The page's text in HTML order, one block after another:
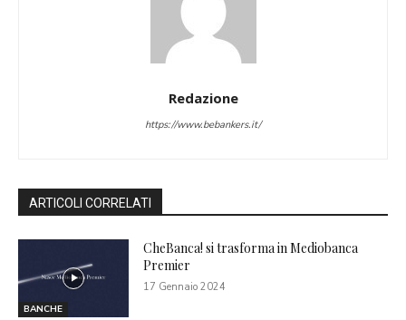
Redazione
https://www.bebankers.it/
ARTICOLI CORRELATI
BANCHE
CheBanca! si trasforma in Mediobanca
Premier
17 Gennaio 2024